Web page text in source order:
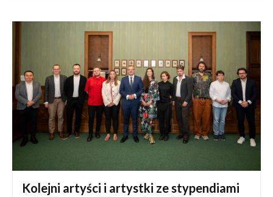
Kolejni artyści i artystki ze stypendiami